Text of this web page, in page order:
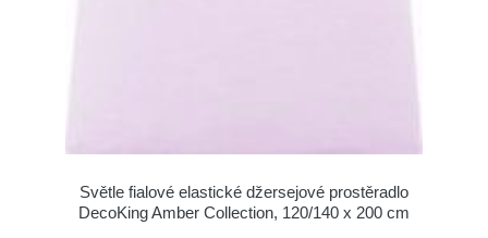
Světle fialové elastické džersejové prostěradlo
DecoKing Amber Collection, 120/140 x 200 cm